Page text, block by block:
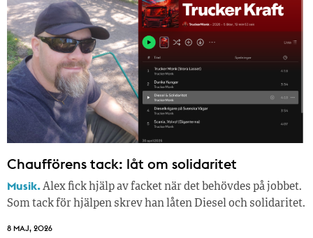
Chaufförens tack: låt om solidaritet
Musik.Alex fick hjälp av facket när det behövdes på jobbet.
Som tack för hjälpen skrev han låten Diesel och solidaritet.
8 MAJ, 2026